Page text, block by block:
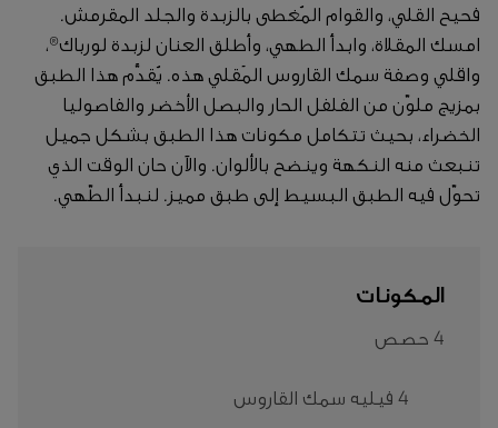
فحيح القلي، والقوام المُغطى بالزبدة والجلد المقرمش.
امسك المقلاة، وابدأ الطهي، وأطلق العنان لزبدة لورباك®،
واقلي وصفة سمك القاروس المَقلي هذه. يُقدَّم هذا الطبق
بمزيج ملوّن من الفلفل الحار والبصل الأخضر والفاصوليا
الخضراء، بحيث تتكامل مكونات هذا الطبق بشكل جميل
تنبعث منه النكهة وينضح بالألوان. والآن حان الوقت الذي
تحوّل فيه الطبق البسيط إلى طبق مميز. لنبدأ الطّهي.
المكونات
4 حصص
4 فيليه سمك القاروس